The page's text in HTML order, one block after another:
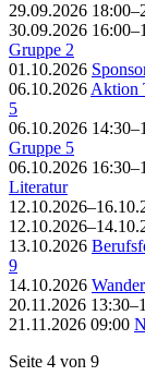
29.09.2026
30.09.2026
Gruppe 2
01.10.2026
06.10.2026 Aktion
5
06.10.2026
Gruppe 5
06.10.2026
Literatur
13.10.2026
9
14.10.2026
20.11.2026
21.11.2026 09:00
Seite 4 von 9